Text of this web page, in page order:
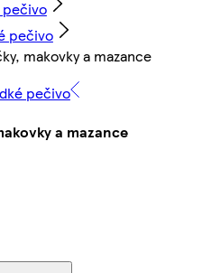
pečivo
pečivo
makovky a mazance
pečivo
a mazance